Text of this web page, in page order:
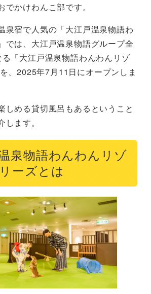
かけわんこ部です。
泉宿で人気の「大江戸温泉物語わ
では、大江戸温泉物語グループ全
「大江戸温泉物語わんわんリゾ
、2025年7月11日にオープンしま
しめる貸切風呂もあるということ
ます。
温泉物語わんわんリゾ
ーズとは